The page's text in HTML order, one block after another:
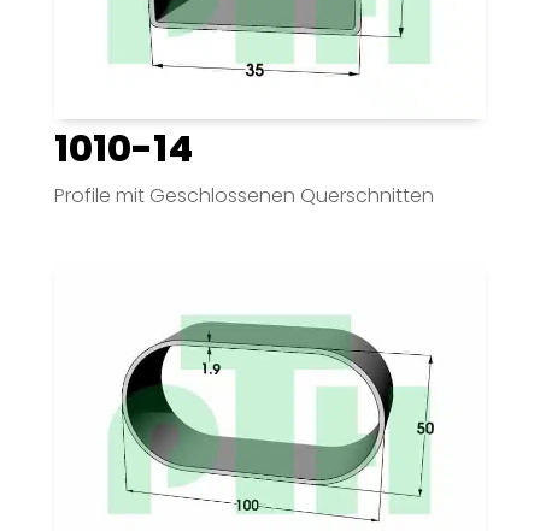
1010-14
Profile mit Geschlossenen Querschnitten